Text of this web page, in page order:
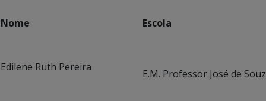
Nome Escola
Edilene Ruth Pereira
E.M. Professor José de